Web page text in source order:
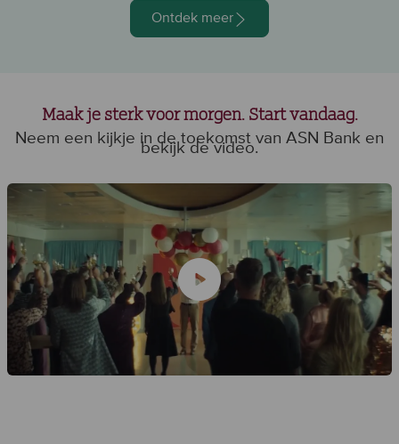
Ontdek meer
Maak je sterk voor morgen. Start vandaag.
Neem een kijkje in de toekomst van ASN Bank en
bekijk de video.